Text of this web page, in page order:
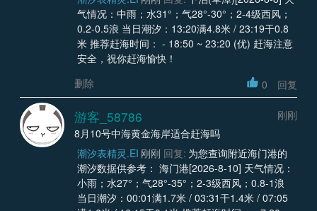
气情况：中雨；水31°；气28°-30°；2-4级西风；
0.2-0.5浪 当日潮汐：13:20满4.8米 / 23:19干0.8
米 推荐赶海时间： - 18:50 ~ 23:20 (优) 赶海注意
安全，祝你赶海愉快！
删除
0 回复
游客_58786
刚刚
8月10号中海黄金海岸适合赶海吗
潮汐表精灵.EI 刚刚 回复: 为您查询附近海门港的
潮汐数据供参考： 海门港[2026-8-10] 天气情况：
小雨；水27°；气28°-35°；2-3级西风；0.8-1浪
当日潮汐：00:01满1.7米 / 03:31干1.4米 / 07:05